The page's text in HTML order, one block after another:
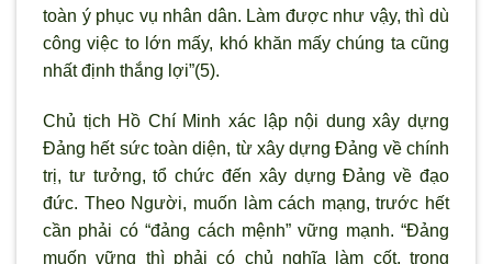
toàn ý phục vụ nhân dân. Làm được như vậy, thì dù
công việc to lớn mấy, khó khăn mấy chúng ta cũng
nhất định thắng lợi”(5).
Chủ tịch Hồ Chí Minh xác lập nội dung xây dựng
Đảng hết sức toàn diện, từ xây dựng Đảng về chính
trị, tư tưởng, tổ chức đến xây dựng Đảng về đạo
đức. Theo Người, muốn làm cách mạng, trước hết
cần phải có “đảng cách mệnh” vững mạnh. “Đảng
muốn vững thì phải có chủ nghĩa làm cốt, trong